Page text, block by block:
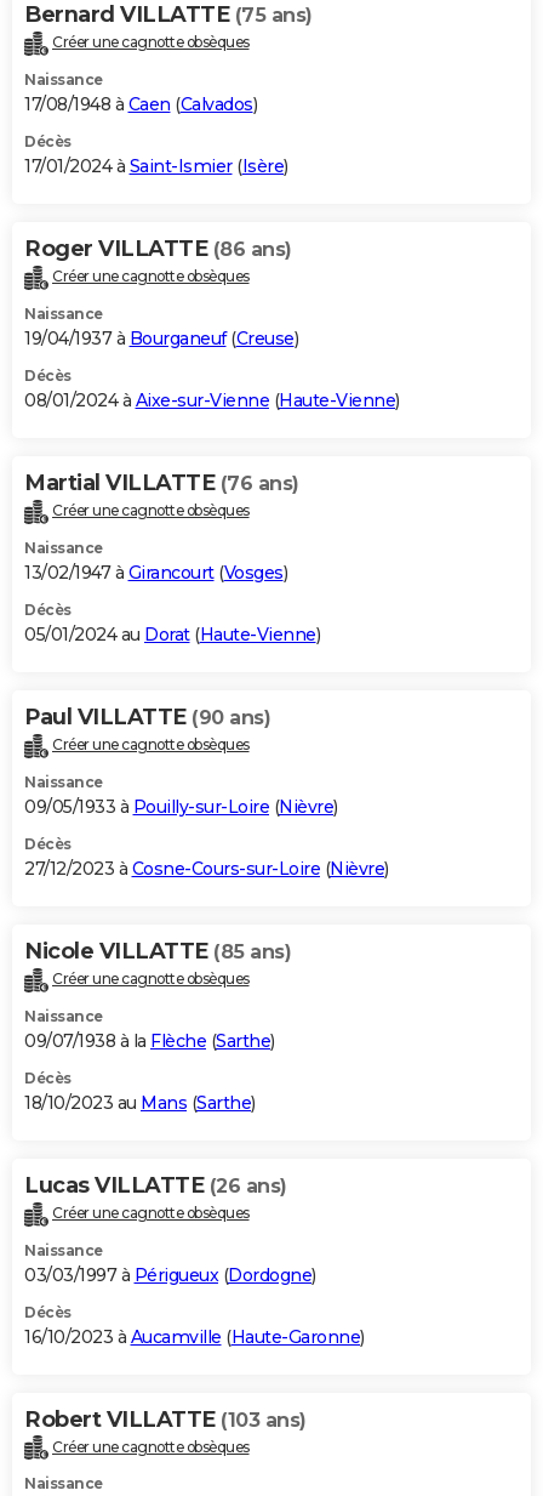
Bernard VILLATTE (75 ans)
Créer une cagnotte obsèques
Naissance
17/08/1948 à Caen (Calvados)
Décès
17/01/2024 à Saint-Ismier(Isère)
Roger VILLATTE (86 ans)
Créer une cagnotte obsèques
Naissance
19/04/1937 à Bourganeuf(Creuse)
Décès
08/01/2024 à Aixe-sur-Vienne (Haute-Vienne)
Martial VILLATTE (76 ans)
Créer une cagnotte obsèques
Naissance
13/02/1947 à Girancourt(Vosges)
Décès
05/01/2024 au Dorat(Haute-Vienne)
Paul VILLATTE (90 ans)
Créer une cagnotte obsèques
Naissance
09/05/1933 à Pouilly-sur-Loire (Nièvre)
Décès
27/12/2023 à Cosne-Cours-sur-Loire (Nièvre)
Nicole VILLATTE (85 ans)
Créer une cagnotte obsèques
Naissance
09/07/1938 à la Flèche (Sarthe)
Décès
18/10/2023 au Mans (Sarthe)
Lucas VILLATTE (26 ans)
Créer une cagnotte obsèques
Naissance
03/03/1997 à Périgueux (Dordogne)
Décès
16/10/2023 à Aucamville (Haute-Garonne)
Robert VILLATTE (103 ans)
Créer une cagnotte obsèques
Naissance